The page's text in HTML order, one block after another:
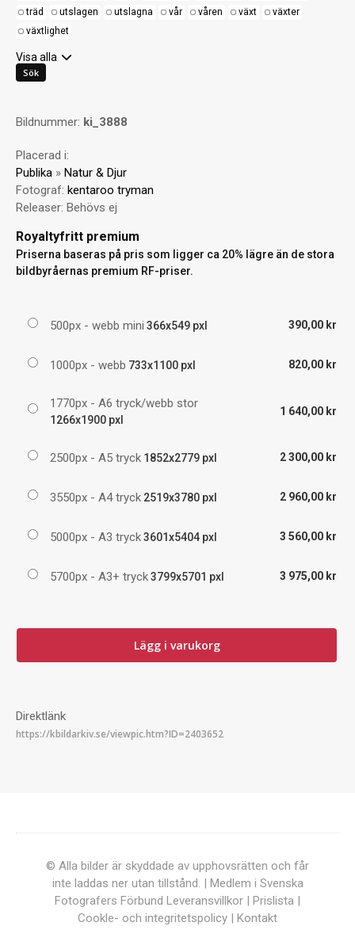
träd
utslagen utslagna vår våren växt
växter
växtlighet
Visa alla
Bildnummer: ki_3888
Placerad i:
Publika » Natur & Djur
Fotograf: kentaroo tryman
Releaser: Behövs ej
Royaltyfritt premium
Priserna baseras på pris som ligger ca 20% lägre än de stora
bildbyråernas premium RF-priser.
500px - webb mini 366x549 pxl 390,00 kr
1000px - webb 733x1100 pxl 820,00 kr
1770px - A6 tryck/webb stor
1266x1900 pxl
1 640,00 kr
2500px - A5 tryck 1852x2779 pxl 2 300,00 kr
3550px - A4 tryck 2519x3780 pxl 2 960,00 kr
5000px - A3 tryck3601x5404 pxl 3 560,00 kr
5700px - A3+ tryck3799x5701 pxl 3 975,00 kr
Lägg i varukorg
Direktlänk
© Alla bilder är skyddade av upphovsrätten och får
inte laddas ner utan tillstånd. | Medlem i Svenska
Fotografers Förbund Leveransvillkor | Prislista |
Cookle- och integritetspolicy | Kontakt